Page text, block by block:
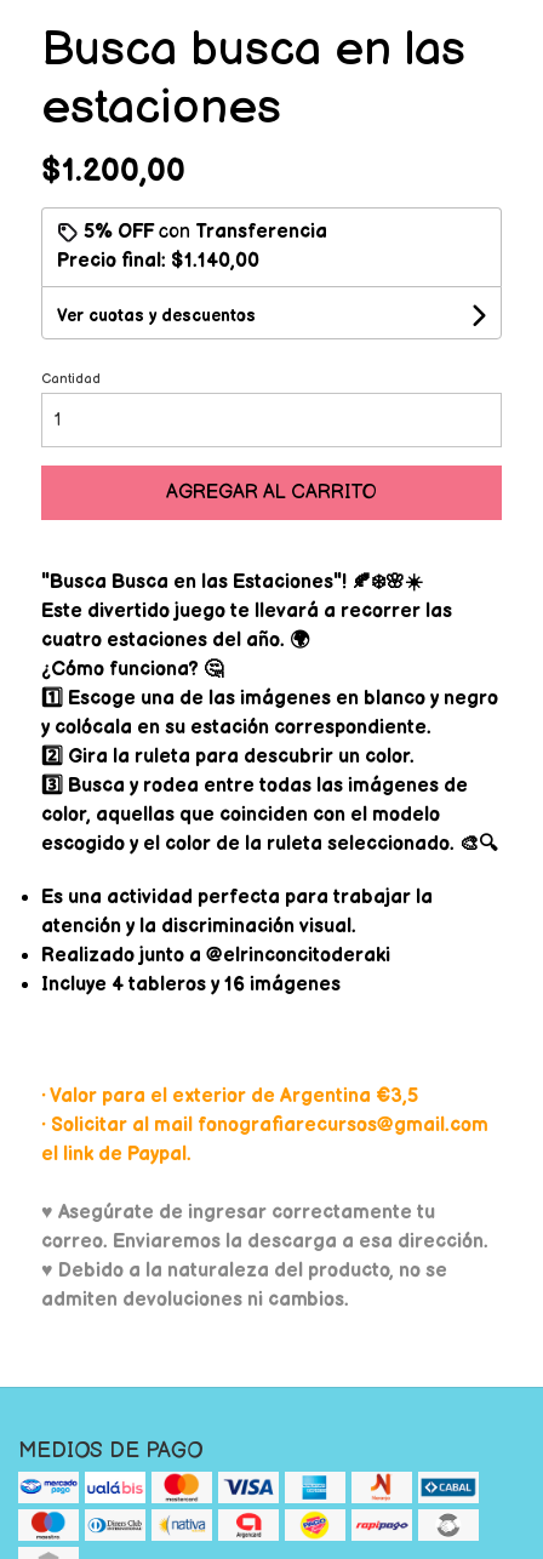
Busca busca en las
estaciones
$1.200,00
5% OFFcon Transferencia
Precio final: $1.140,00
Ver cuotas y descuentos
Cantidad
AGREGAR AL CARRITO
"Busca Busca en las Estaciones"! 🍂❄️🌸☀️⠀
Este divertido juego te llevará a recorrer las
cuatro estaciones del año. 🌍⠀
¿Cómo funciona? 🤔⠀
1️⃣ Escoge una de las imágenes en blanco y negro
y colócala en su estación correspondiente.⠀
2️⃣ Gira la ruleta para descubrir un color.⠀
3️⃣ Busca y rodea entre todas las imágenes de
color, aquellas que coinciden con el modelo
escogido y el color de la ruleta seleccionado. 🎨🔍
Es una actividad perfecta para trabajar la
atención y la discriminación visual. ⠀
Realizado junto a @elrinconcitoderaki
Incluye 4 tableros y 16 imágenes
• Valor para el exterior de Argentina €3,5
• Solicitar al mail fonografiarecursos@gmail.com
el link de Paypal.
♥ Asegúrate de ingresar correctamente tu
correo. Enviaremos la descarga a esa dirección.
♥ Debido a la naturaleza del producto, no se
admiten devoluciones ni cambios.
MEDIOS DE PAGO